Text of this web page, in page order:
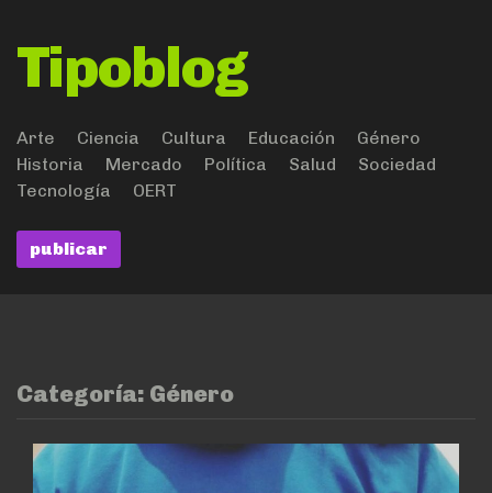
Tipoblog
Arte Ciencia Cultura Educación
Género
Historia
Mercado Política Salud
Sociedad
Tecnología
OERT
publicar
Categoría: Género